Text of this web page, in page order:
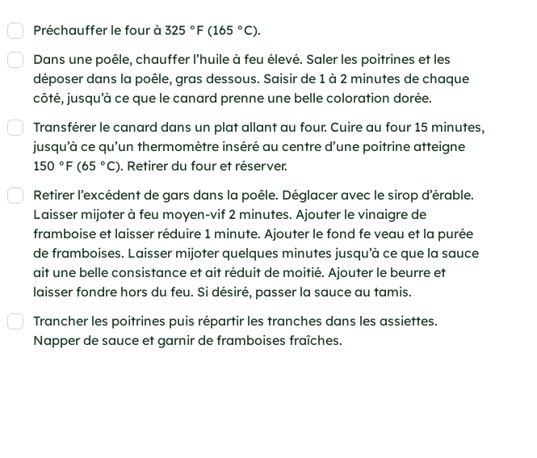
Préchauffer le four à 325 °F (165 °C).
Dans une poêle, chauffer l’huile à feu élevé. Saler les poitrines et les
déposer dans la poêle, gras dessous. Saisir de 1 à 2 minutes de chaque
côté, jusqu’à ce que le canard prenne une belle coloration dorée.
Transférer le canard dans un plat allant au four. Cuire au four 15 minutes,
jusqu’à ce qu’un thermomètre inséré au centre d’une poitrine atteigne
150 °F (65 °C). Retirer du four et réserver.
Retirer l’excédent de gars dans la poêle. Déglacer avec le sirop d’érable.
Laisser mijoter à feu moyen-vif 2 minutes. Ajouter le vinaigre de
framboise et laisser réduire 1 minute. Ajouter le fond fe veau et la purée
de framboises. Laisser mijoter quelques minutes jusqu’à ce que la sauce
ait une belle consistance et ait réduit de moitié. Ajouter le beurre et
laisser fondre hors du feu. Si désiré, passer la sauce au tamis.
Trancher les poitrines puis répartir les tranches dans les assiettes.
Napper de sauce et garnir de framboises fraîches.